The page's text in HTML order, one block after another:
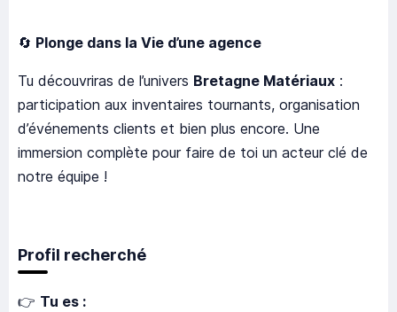
🔄 Plonge dans la Vie d’une agence
Tu découvriras de l’univers Bretagne Matériaux :
participation aux inventaires tournants, organisation
d’événements clients et bien plus encore. Une
immersion complète pour faire de toi un acteur clé de
notre équipe !
Profil recherché
👉 Tu es :